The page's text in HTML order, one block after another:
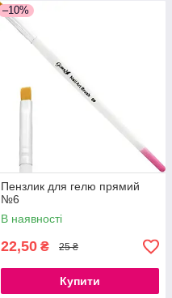
–10%
Пензлик для гелю прямий
№6
В наявності
22,50 ₴ 25 ₴
Купити